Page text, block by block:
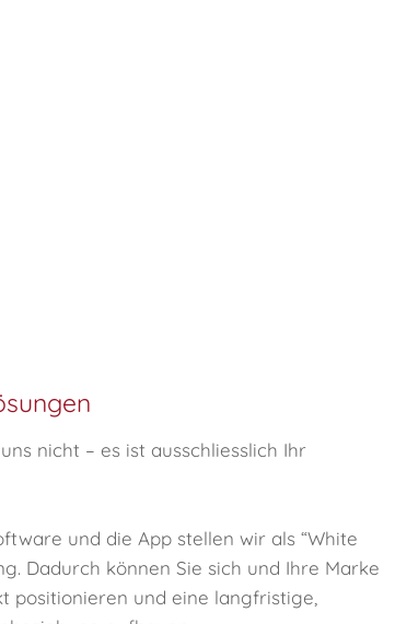
nicht – es ist ausschliesslich Ihr
und die App stellen wir als “White
Dadurch können Sie sich und Ihre Marke
positionieren und eine langfristige,